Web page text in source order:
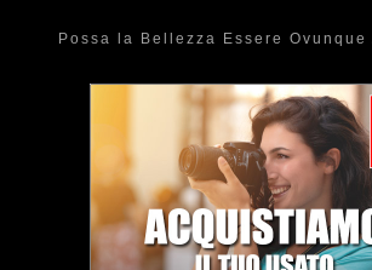
Possa la Bellezza Essere Ovunque